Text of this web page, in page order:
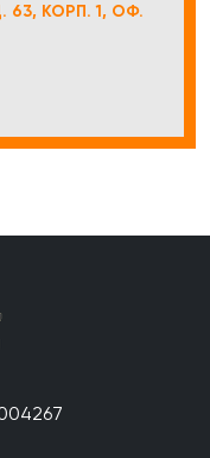
КОРП. 1, ОФ.